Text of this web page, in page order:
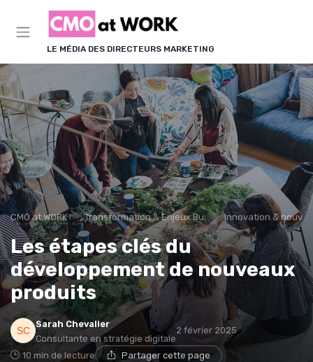
LE MÉDIA DES DIRECTEURS MARKETING
CMO at WORK ! Transformation & Enjeux Business Innovation &
Les étapes clés du
développement de nouveaux
produits
Sarah Chevalier
Consultante en stratégie digitale
2 février 2025
10 min de lecture Partager cette page
Panneau de gestion des cookies